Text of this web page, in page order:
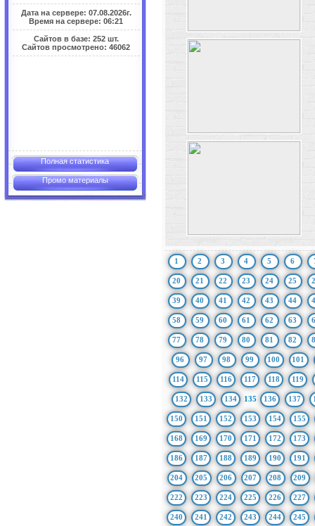
Дата на сервере: 07.08.2026г.
Время на сервере: 06:21
Сайтов в базе: 252 шт.
Сайтов просмотрено: 46062
Полная статистика
Промо материалы
1 2 3 4 5 6
20 21 22 23 24 25
39 40 41 42 43 44
58 59 60 61 62 63
77 78 79 80 81 82
96 97 98 99 100 101
114 115 116 117 118 119
132 133 134 135 136 137
150 151 152 153 154 155
168 169 170 171 172 173
186 187 188 189 190 191
204 205 206 207 208 209
222 223 224 225 226 227
240 241 242 243 244 245